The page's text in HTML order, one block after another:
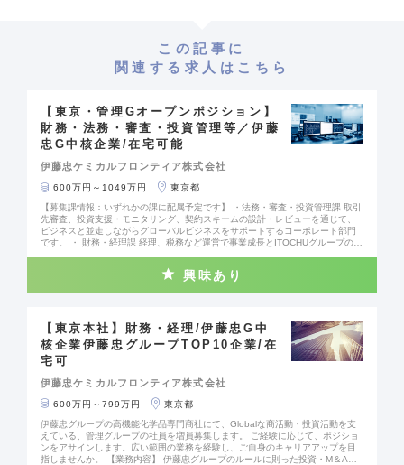
この記事に
関連する求人はこちら
【東京・管理Gオープンポジション】
財務・法務・審査・投資管理等／伊藤
忠G中核企業/在宅可能
伊藤忠ケミカルフロンティア株式会社
600万円～1049万円
東京都
【募集課情報：いずれかの課に配属予定です】 ・法務・審査・投資管理課 取引
先審査、投資支援・モニタリング、契約スキームの設計・レビューを通じて、
ビジネスと並走しながらグローバルビジネスをサポートするコーポレート部門
です。 ・ 財務・経理課 経理、税務など運営で事業成長とITOCHUグループの財
体系的に習得いただきます。 いわゆるバックオフィスにとどまらず、営業部門
理・経理の実務経験を土台に、今後のキャリアの選択肢を広げたいと考えてい
る方に適した環境です。研修＋OJT＋メンター支援で、ITOCHUグループの豊富
な実務に触れながらキャリアアップできます。 ■当社の特徴： 伊藤忠グループ
における有機化学品の中核事業会社であり、有機化学品からライフサイエンス
の仲介斡旋とともに、事業投資、M＆Aを行う専門商社です。伊藤忠商事の出資
ら成り立っており、化学品分野における独自の競争力を有しています。また、B
RICs諸国をはじめとする世界約90ヶ所の国や地域との取引実績を持ち、全社収
益比率の約60％を海外ビジネスから得ています。今後に向けて海外マーケット
の更なる開拓にも積極的に取り組んでおり、経済発展著しい新興国を中心に、
企業提携や出資、M＆Aを推進しています。
興味あり
【東京本社】財務・経理/伊藤忠G中
核企業伊藤忠グループTOP10企業/在
宅可
伊藤忠ケミカルフロンティア株式会社
600万円～799万円
東京都
伊藤忠グループの高機能化学品専門商社にて、Globalな商活動・投資活動を支
えている、管理グループの社員を増員募集します。 ご経験に応じて、ポジショ
ンをアサインします。広い範囲の業務を経験し、ご自身のキャリアアップを目
指しませんか。 【業務内容】 伊藤忠グループのルールに則った投資・M＆A実